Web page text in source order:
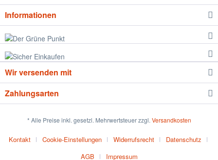
Informationen
Wir versenden mit
Zahlungsarten
* Alle Preise inkl. gesetzl. Mehrwertsteuer zzgl. Versandkosten
Kontakt Cookie-Einstellungen Widerrufsrecht
Datenschutz
AGB
Impressum